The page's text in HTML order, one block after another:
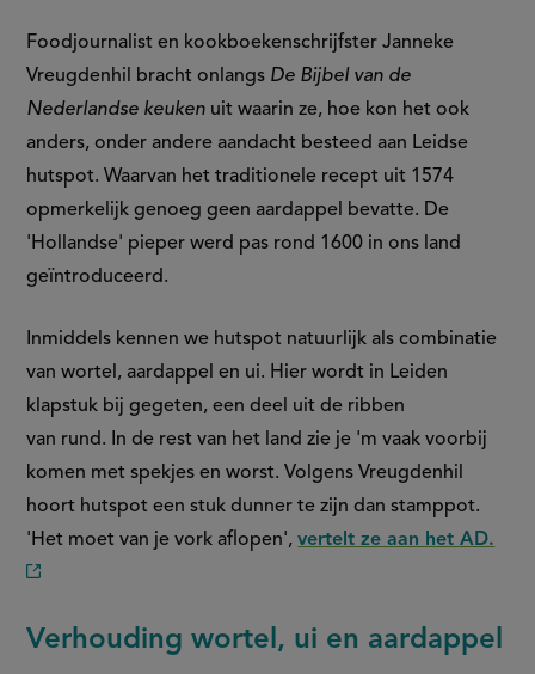
Foodjournalist en kookboekenschrijfster Janneke
Vreugdenhil bracht onlangs De Bijbel van de
Nederlandse keuken uit waarin ze, hoe kon het ook
anders, onder andere aandacht besteed aan Leidse
hutspot. Waarvan het traditionele recept uit 1574
opmerkelijk genoeg geen aardappel bevatte. De
'Hollandse' pieper werd pas rond 1600 in ons land
geïntroduceerd.
Inmiddels kennen we hutspot natuurlijk als combinatie
van wortel, aardappel en ui. Hier wordt in Leiden
klapstuk bij gegeten, een deel uit de ribben
van rund. In de rest van het land zie je 'm vaak voorbij
komen met spekjes en worst. Volgens Vreugdenhil
hoort hutspot een stuk dunner te zijn dan stamppot.
'Het moet van je vork aflopen',vertelt ze aan het AD.
(externe
Verhouding wortel, ui en aardappel